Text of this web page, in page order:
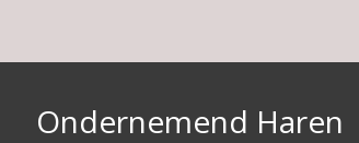
Ondernemend Haren